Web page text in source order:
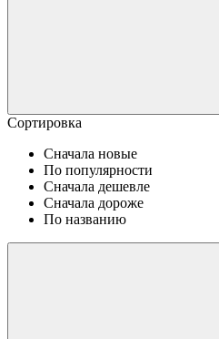
Сортировка
Сначала новые
По популярности
Сначала дешевле
Сначала дороже
По названию